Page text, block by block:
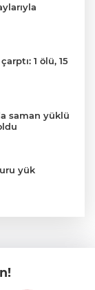
1 ölü, 15
saman yüklü
yük
mı geliyor?